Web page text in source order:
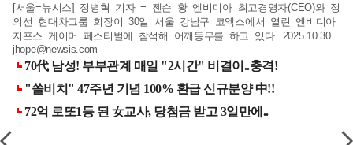
[서울=뉴시스] 정병혁 기자 = 젠슨 황 엔비디아 최고경영자(CEO)와 정
의선 현대차그룹 회장이 30일 서울 강남구 코엑스에서 열린 엔비디아
지포스 게이머 페스티벌에 참석해 어깨동무를 하고 있다. 2025.10.30.
jhope@newsis.com